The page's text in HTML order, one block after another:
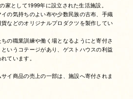
家として1999年に設立された生活施設。
の気持ちのよい布や少数民族の古布、手織
などのオリジナルプロダクツを製作してい
の職業訓練や働く場となるようにと寄付さ
いうコテージがあり、ゲストハウスの利益
ています。
イ商品の売上の一部は、施設へ寄付されま